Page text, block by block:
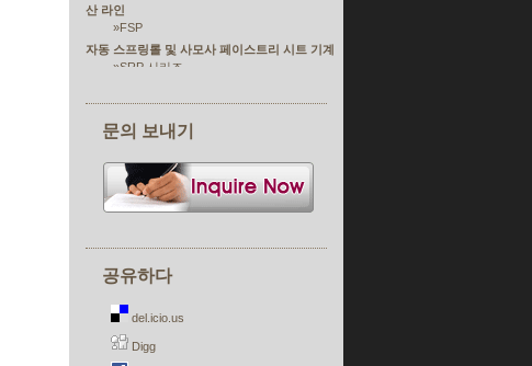
산 라인
»FSP
자동 스프링롤 및 사모사 페이스트리 시트 기계
»SRP 시리즈
이그롤 생산 라인
» ER-24
»ACD-800
AF-529
ML 시리즈
»SA-113
»YL 시리즈
»ACD-800
»CS-480
다기능 튀김기
문의 보내기
공유하다
del.icio.us
Digg